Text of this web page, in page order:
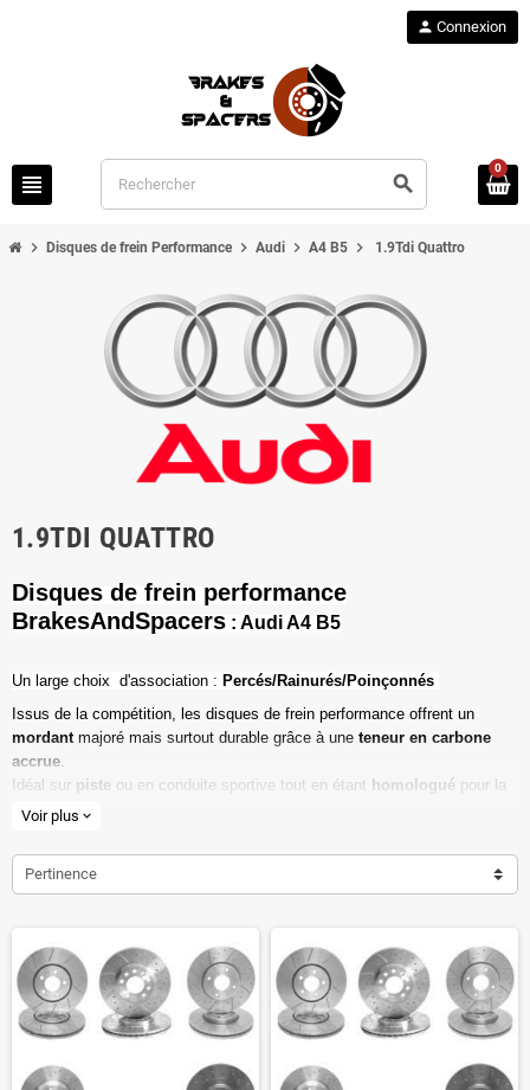
view_headline search
person Connexion
0
chevron_right Disques de frein Performance chevron_right Audi chevron_right A4 B5 chevron_right 1.9Tdi Quattro
1.9TDI QUATTRO
Disques de frein performance
BrakesAndSpacers : Audi A4 B5
Un l arge choix d'association : Percés/Rainurés/Poinçonnés
Issus de la compétition, les disques de frein performance offrent un
mordant majoré mais surtout durable grâce à une teneur en carbone
accrue.
Idéal sur piste ou en conduite sportive tout en étant homologué pour la
route ouverte.
Dimensions d'origine respectées
Installation en lieu et place.
Voir plus expand_more
Pertinence